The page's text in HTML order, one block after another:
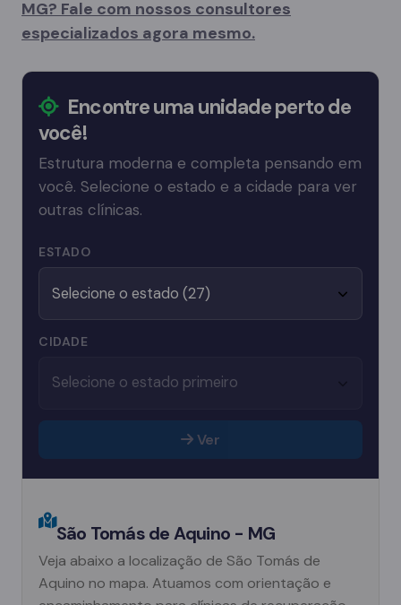
MG? Fale com nossos consultores
especializados agora mesmo.
Encontre uma unidade perto de
você!
Estrutura moderna e completa pensando em
você. Selecione o estado e a cidade para ver
outras clínicas.
ESTADO
CIDADE
Ver
São Tomás de Aquino - MG
Veja abaixo a localização de São Tomás de
Aquino no mapa. Atuamos com orientação e